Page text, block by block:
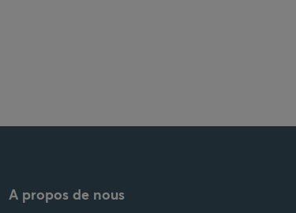
A propos de nous